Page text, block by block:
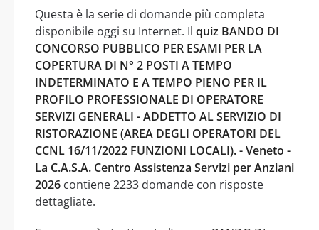
Questa è la serie di domande più completa
disponibile oggi su Internet. Il quiz BANDO DI
CONCORSO PUBBLICO PER ESAMI PER LA
COPERTURA DI N° 2 POSTI A TEMPO
INDETERMINATO E A TEMPO PIENO PER IL
PROFILO PROFESSIONALE DI OPERATORE
SERVIZI GENERALI - ADDETTO AL SERVIZIO DI
RISTORAZIONE (AREA DEGLI OPERATORI DEL
CCNL 16/11/2022 FUNZIONI LOCALI). - Veneto -
La C.A.S.A. Centro Assistenza Servizi per Anziani
2026 contiene 2233 domande con risposte
dettagliate.